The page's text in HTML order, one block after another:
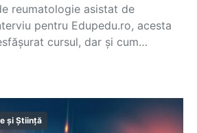
reumatologie asistat de
pentru Edupedu.ro, acesta
cursul, dar și cum…
și Știință